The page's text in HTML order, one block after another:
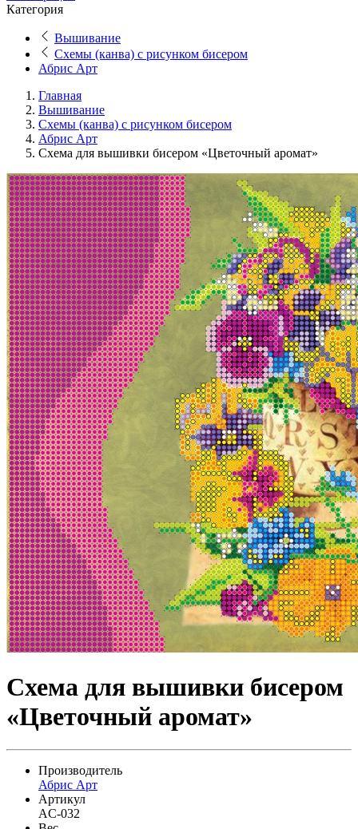
Категория
Вышивание
Схемы (канва) с рисунком бисером
Абрис Арт
Главная
Вышивание
Схемы (канва) с рисунком бисером
Абрис Арт
Схема для вышивки бисером «Цветочный аромат»
Схема для вышивки бисером
«Цветочный аромат»
Производитель
Абрис Арт
Артикул
AC-032